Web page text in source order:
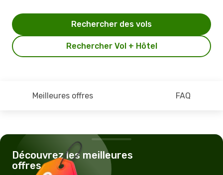
Rechercher Vol + Hôtel
Rechercher des vols
Meilleures offres FAQ
Découvrez les meilleures
offres